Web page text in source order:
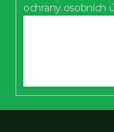
ochrany osobních